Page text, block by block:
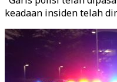
keadaan insiden telah